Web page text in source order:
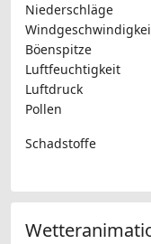
Niederschläge
Böenspitze
Luftfeuchtigkeit
Luftdruck
Pollen
Schadstoffe